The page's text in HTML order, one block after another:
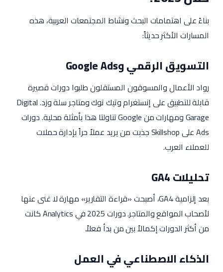
بناءً على اهتمامات البحث ونشاط المجتمعات العربية، هذه
المسارات الأكثر حديثاً:
التسويق الرقمي وGoogle Ads
رواد الأعمال والمسوقون المستقلون طلبوا دورات قصيرة
قابلة للتطبيق على إنستغرام وتيك توك ومتاجر سلة وزد. Digital
Garage ومهارات من Google تناولتا هذا بأمثلة محلية. دورات
Ads على Skillshop جذبت من يريد عملاً حراً بإدارة حملات
للعملاء العرب.
تحليلات GA4
بعد إلزامية GA4، أصبحت «قراءة التقارير» مهارة لا غنى عنها
لأصحاب المواقع والمتاجر. دورات 2025 في Analytics كانت
من أكثر الدورات إكمالاً بين من بدأ فعلاً.
الذكاء الاصطناعي في العمل